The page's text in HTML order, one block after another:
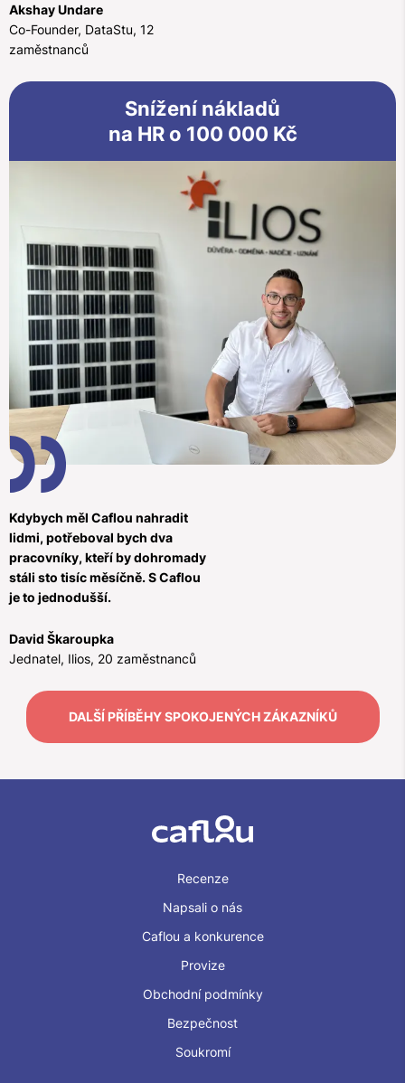
Akshay Undare
Co-Founder, DataStu, 12
zaměstnanců
Snížení nákladů
na HR o 100 000 Kč
Kdybych měl Caflou nahradit
lidmi, potřeboval bych dva
pracovníky, kteří by dohromady
stáli sto tisíc měsíčně. S Caflou
je to jednodušší.
David Škaroupka
Jednatel, Ilios, 20 zaměstnanců
DALŠÍ PŘÍBĚHY SPOKOJENÝCH ZÁKAZNÍKŮ
Recenze
Napsali o nás
Caflou a konkurence
Provize
Obchodní podmínky
Bezpečnost
Soukromí